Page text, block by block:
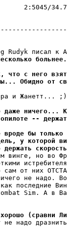
2:5045/
больнее.
что с него
Обидно от
и Жанетт... ;)
даже ничего...
--
бы только
у которой
винге, но во
сам от них
не надо.
как последние
Sim. А в
хорошо (сравни
не надо